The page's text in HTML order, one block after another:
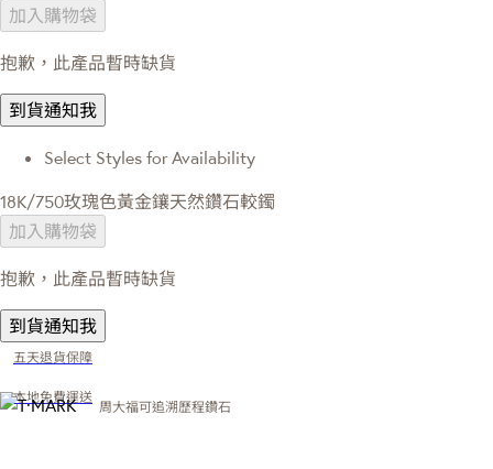
加入購物袋
抱歉，此產品暫時缺貨
到貨通知我
Select Styles for Availability
18K/750玫瑰色黃金鑲天然鑽石較鐲
加入購物袋
抱歉，此產品暫時缺貨
到貨通知我
五天退貨保障
本地免費運送
周大福可追溯歷程鑽石